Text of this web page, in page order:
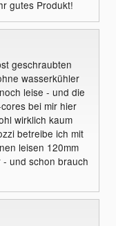
gutes Produkt!
geschraubten
wasserkühler
leise - und die
bei mir hier
wirklich kaum
betreibe ich mit
leisen 120mm
und schon brauch